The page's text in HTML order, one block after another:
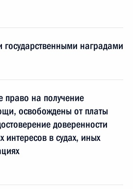
государственными наградами
на получение
освобождены от платы
доверенности
интересов в судах, иных